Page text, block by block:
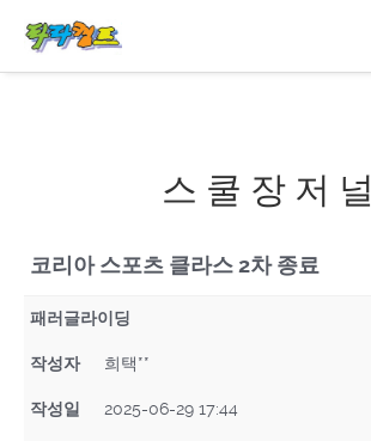
스 쿨 장 저 널
코리아 스포츠 클라스 2차 종료
패러글라이딩
작성자 희택**
작성일 2025-06-29 17:44